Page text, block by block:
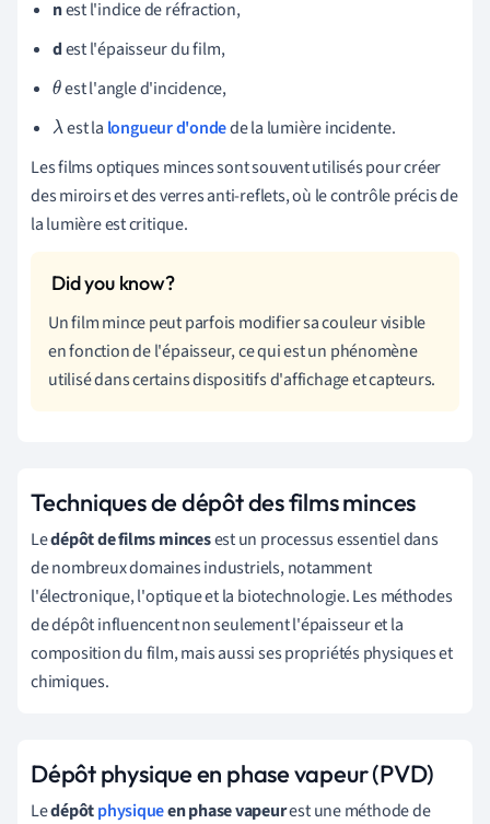
nest l'indice de réfraction,
dest l'épaisseur du film,
θest l'angle d'incidence,
λest la longueur d'ondede la lumière incidente.
Les films optiques minces sont souvent utilisés pour créer
des miroirs et des verres anti-reflets, où le contrôle précis de
la lumière est critique.
Un film mince peut parfois modifier sa couleur visible
en fonction de l'épaisseur, ce qui est un phénomène
utilisé dans certains dispositifs d'affichage et capteurs.
Techniques de dépôt des films minces
Ledépôt de films mincesest un processus essentiel dans
de nombreux domaines industriels, notamment
l'électronique, l'optique et la biotechnologie. Les méthodes
de dépôt influencent non seulement l'épaisseur et la
composition du film, mais aussi ses propriétés physiques et
chimiques.
Dépôt physique en phase vapeur (PVD)
Ledépôtphysiqueen phase vapeurest une méthode de